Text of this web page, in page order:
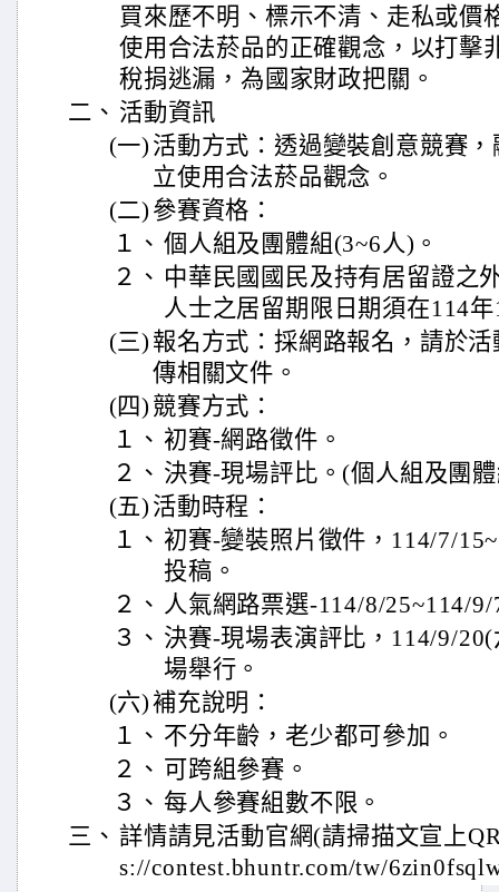
買來歷不明、標示不清、走私或價
使用合法菸品的正確觀念，以打擊
稅捐逃漏，為國家財政把關。
二、 活動資訊
(一) 活動方式：透過變裝創意競賽
立使用合法菸品觀念。
(二) 參賽資格：
１、 個人組及團體組(3~6人)。
２、 中華民國國民及持有居留證之
人士之居留期限日期須在114
(三) 報名方式：採網路報名，請於
傳相關文件。
(四) 競賽方式：
１、 初賽-網路徵件。
２、 決賽-現場評比。(個人組及團
(五) 活動時程：
１、 初賽-變裝照片徵件，114/7/
投稿。
２、 人氣網路票選-114/8/25~114/
３、 決賽-現場表演評比，114/9/
場舉行。
(六)補充說明：
１、 不分年齡，老少都可參加。
２、 可跨組參賽。
３、 每人參賽組數不限。
三、 詳情請見活動官網(請掃描文宣上
s://contest.bhuntr.com/tw/